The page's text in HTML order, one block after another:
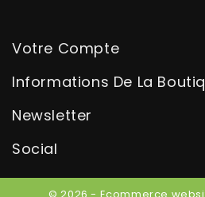
Votre Compte
Informations De La
Newsletter
Social